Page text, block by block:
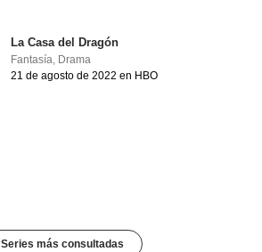
La Casa del Dragón
Fantasía, Drama
21 de agosto de 2022 en HBO
Series más consultadas